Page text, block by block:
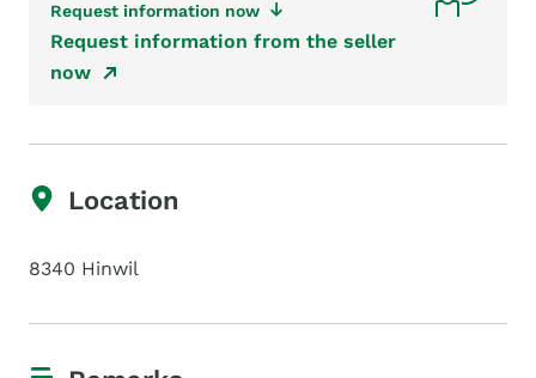
Request information now
Request information from the seller
now
Location
8340 Hinwil